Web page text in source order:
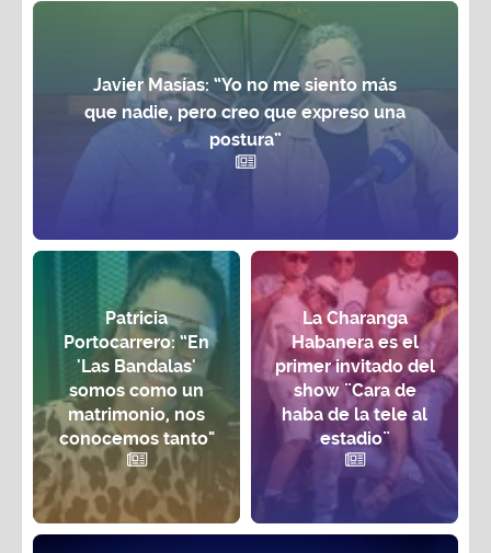
Javier Masías: “Yo no me siento más
que nadie, pero creo que expreso una
postura”
Patricia
Portocarrero: “En
'Las Bandalas'
somos como un
matrimonio, nos
conocemos tanto"
La Charanga
Habanera es el
primer invitado del
show ¨Cara de
haba de la tele al
estadio¨